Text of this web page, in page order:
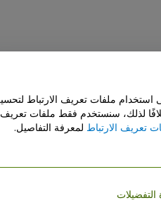
تفاصيل الشركة
استخدام ملفات تعريف الارتباط
لذلك، سنستخدم فقط ملفات تعريف
تعريف الارتباط لمعرفة التفاصيل.
التفضيلات